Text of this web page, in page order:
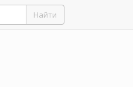
Найти